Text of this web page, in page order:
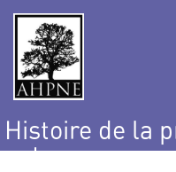
Histoire de la
nature